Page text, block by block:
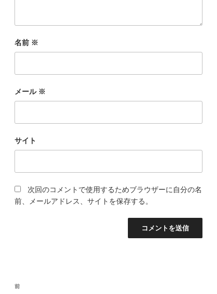
名前 ※
メール ※
サイト
次回のコメントで使用するためブラウザーに自分の名
前、メールアドレス、サイトを保存する。
投
前
前